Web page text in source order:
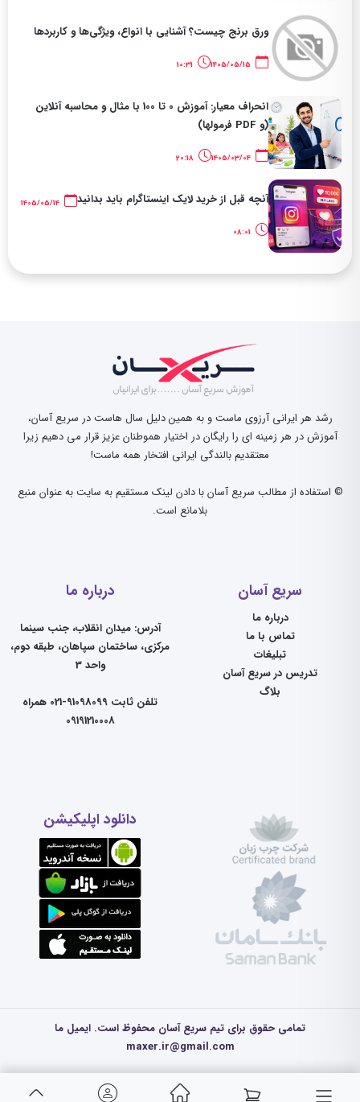
ورق برنج چیست؟ آشنایی با انواع، ویژگی‌ها و کاربردها
انحراف معیار: آموزش 0 تا 100 با مثال و محاسبه آنلاین
(و PDF فرمولها)
20:18
آنچه قبل از خرید لایک اینستاگرام باید بدانید
رشد هر ایرانی آرزوی ماست و به همین دلیل سال هاست در سریع آسان،
آموزش در هر زمینه ای را رایگان در اختیار هموطنان عزیز قرار می دهیم زیرا
معتقدیم بالندگی ایرانی افتخار همه ماست!
© استفاده از مطالب سریع آسان با دادن لینک مستقیم به سایت به عنوان منبع
بلامانع است.
سریع آسان
درباره ما
تماس با ما
تبلیغات
تدریس در سریع آسان
بلاگ
درباره ما
آدرس: میدان انقلاب، جنب سینما
مرکزی، ساختمان سپاهان، طبقه دوم،
واحد 3
تلفن ثابت 91098099-021 همراه
09191210008
دانلود اپلیکیشن
تمامی حقوق برای تیم سریع آسان محفوظ است. ایمیل ما
maxer.ir@gmail.com